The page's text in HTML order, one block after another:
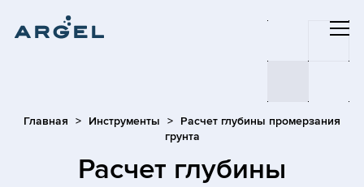
Главная Инструменты
Расчет глубины промерзания
грунта
Расчет глубины